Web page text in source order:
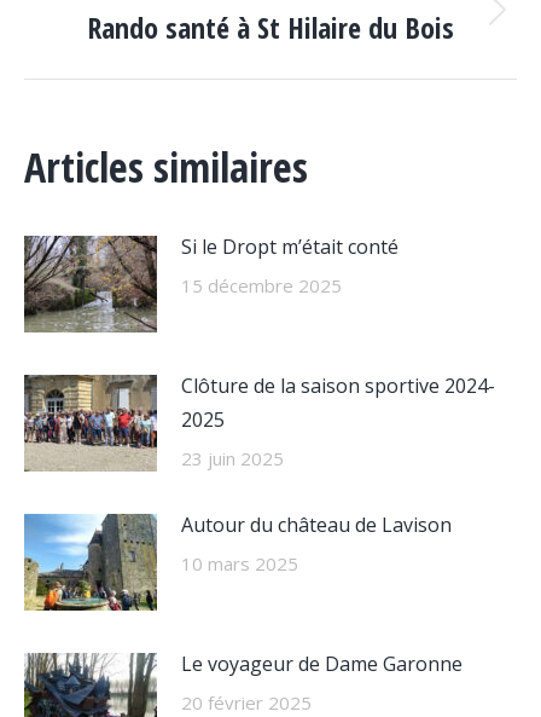
Article
Rando santé à St Hilaire du Bois
Articles similaires
Si le Dropt m’était conté
15 décembre 2025
Clôture de la saison sportive 2024-
2025
23 juin 2025
Autour du château de Lavison
10 mars 2025
Le voyageur de Dame Garonne
20 février 2025